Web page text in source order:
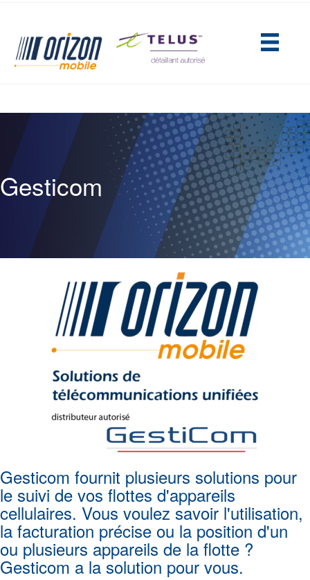
(opens in new tab)
Gesticom
Gesticom fournit plusieurs solutions pour
le suivi de vos flottes d'appareils
cellulaires. Vous voulez savoir l'utilisation,
la facturation précise ou la position d'un
ou plusieurs appareils de la flotte ?
Gesticom a la solution pour vous.